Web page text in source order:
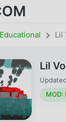
Educational Lil
Lil
MOD: